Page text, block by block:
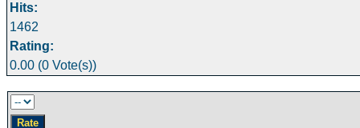
Hits:
1462
Rating:
0.00 (0 Vote(s))